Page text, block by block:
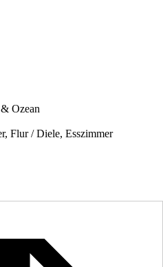
Ozean
Flur / Diele, Esszimmer